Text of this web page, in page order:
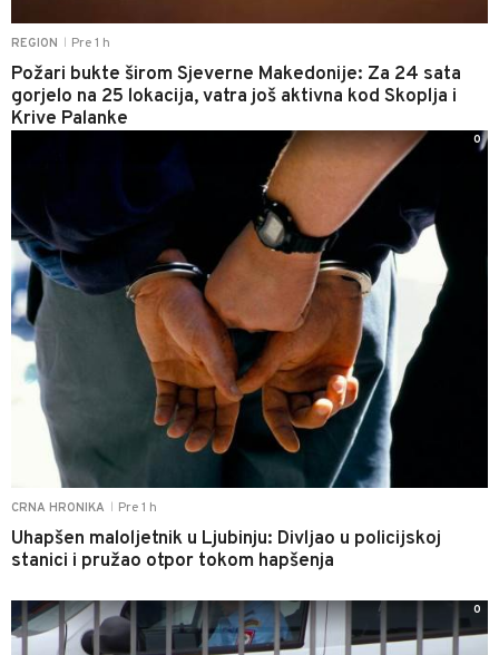
REGION Pre 1 h
Požari bukte širom Sjeverne Makedonije: Za 24 sata
gorjelo na 25 lokacija, vatra još aktivna kod Skoplja i
Krive Palanke
CRNA HRONIKA Pre 1 h
Uhapšen maloljetnik u Ljubinju: Divljao u policijskoj
stanici i pružao otpor tokom hapšenja
0
0